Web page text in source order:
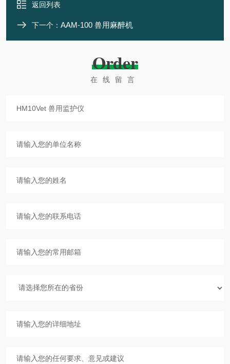
返回列表
下一个： AAM-100 兽用麻醉机
Order
在线留言